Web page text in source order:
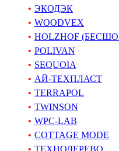
ЭКОДЭК
WOODVEX
HOLZHOF
POLIVAN
SEQUOIA
АЙ-ТЕХПЛАСТ
TERRAPOL
TWINSON
WPC-LAB
COTTAGE MODE
ТЕХНОДЕРЕВО